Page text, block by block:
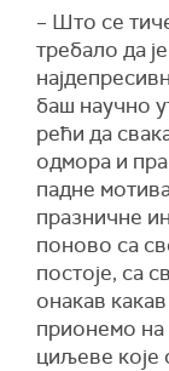
– Што се
требало да
баш научно
рећи да
одмора и
падне
празничне
поново са
постоје, са
онакав
прионемо на
циљеве које